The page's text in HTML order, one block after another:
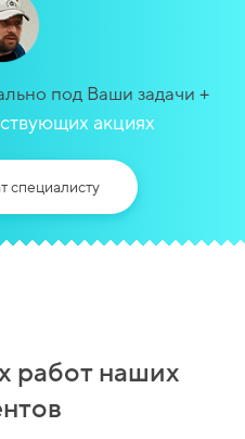
под Ваши задачи +
акциях
специалисту
работ наших